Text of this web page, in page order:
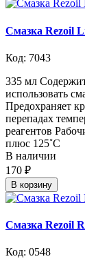
Смазка Rezoil
Код: 7043
335 мл
использовать
Предохраняет
перепадах
реагентов
плюс 125˚С
В наличии
170 ₽
В корзину
Смазка Rezoil
Код: 0548